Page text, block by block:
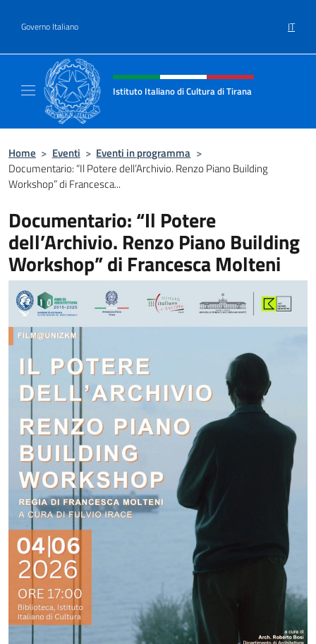
Governo Italiano IT
Intestazione sito, social e menù
Istituto Italiano di Cultura di Tirana
Home > Eventi > Eventi in programma >
Documentario: “Il Potere dell’Archivio. Renzo Piano Building
Workshop” di Francesca...
Documentario: “Il Potere
dell’Archivio. Renzo Piano Building
Workshop” di Francesca Molteni